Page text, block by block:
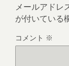
メールアドレ
が付いている
コメント ※